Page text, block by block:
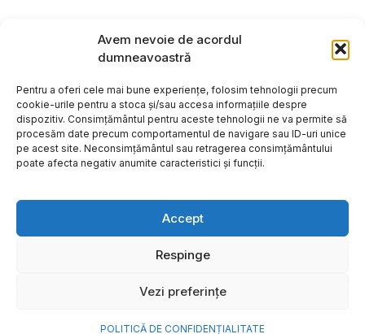
Avem nevoie de acordul
dumneavoastră
Pentru a oferi cele mai bune experiențe, folosim tehnologii precum
cookie-urile pentru a stoca și/sau accesa informațiile despre
dispozitiv. Consimțământul pentru aceste tehnologii ne va permite să
procesăm date precum comportamentul de navigare sau ID-uri unice
pe acest site. Neconsimțământul sau retragerea consimțământului
poate afecta negativ anumite caracteristici și funcții.
Accept
Respinge
Vezi preferințe
POLITICĂ DE CONFIDENȚIALITATE
Copyright ©2026